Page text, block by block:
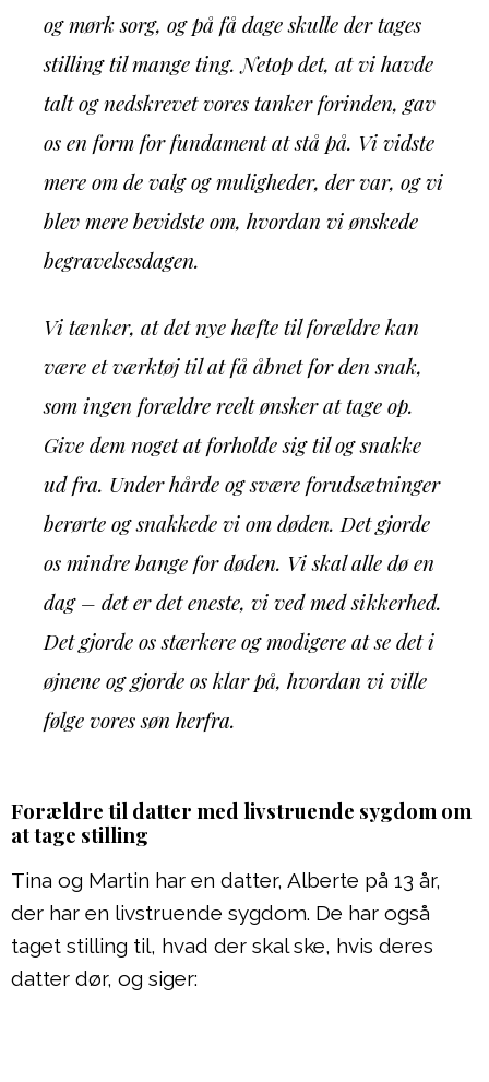
og mørk sorg, og på få dage skulle der tages
stilling til mange ting. Netop det, at vi havde
talt og nedskrevet vores tanker forinden, gav
os en form for fundament at stå på. Vi vidste
mere om de valg og muligheder, der var, og vi
blev mere bevidste om, hvordan vi ønskede
begravelsesdagen.
Vi tænker, at det nye hæfte til forældre kan
være et værktøj til at få åbnet for den snak,
som ingen forældre reelt ønsker at tage op.
Give dem noget at forholde sig til og snakke
ud fra. Under hårde og svære forudsætninger
berørte og snakkede vi om døden. Det gjorde
os mindre bange for døden. Vi skal alle dø en
dag – det er det eneste, vi ved med sikkerhed.
Det gjorde os stærkere og modigere at se det i
øjnene og gjorde os klar på, hvordan vi ville
følge vores søn herfra.
Forældre til datter med livstruende sygdom om
at tage stilling
Tina og Martin har en datter, Alberte på 13 år,
der har en livstruende sygdom. De har også
taget stilling til, hvad der skal ske, hvis deres
datter dør, og siger: